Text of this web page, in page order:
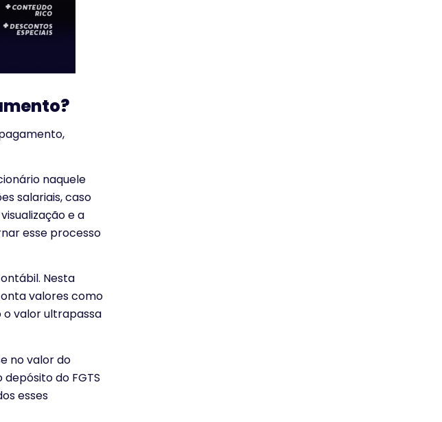
naquele
salariais, caso
e a
esse processo
Nesta
valores como
o valor ultrapassa
no valor do
do FGTS
esses